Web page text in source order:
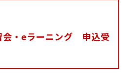
・eラーニング 申込受